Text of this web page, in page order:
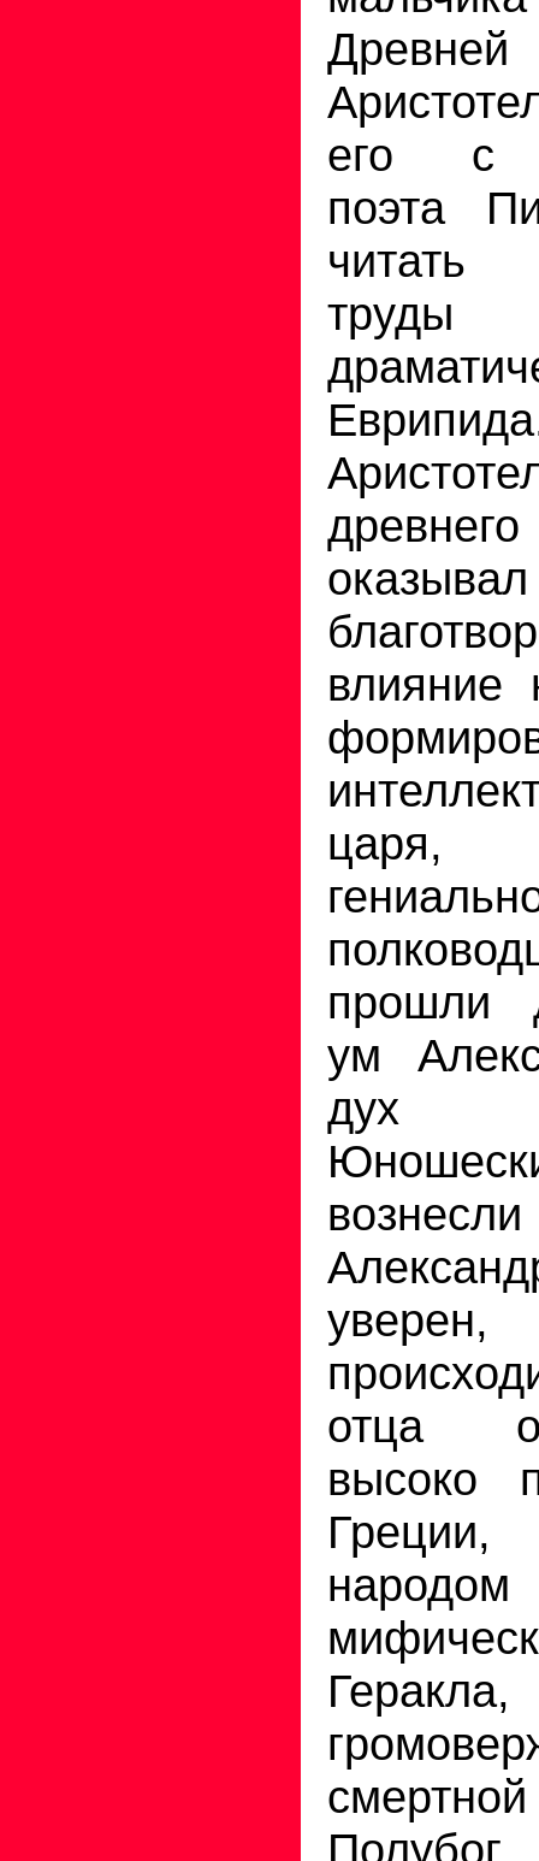
его с
поэта
читать
труды
оказывал
влияние
царя,
прошли
ум
дух
отца
высоко